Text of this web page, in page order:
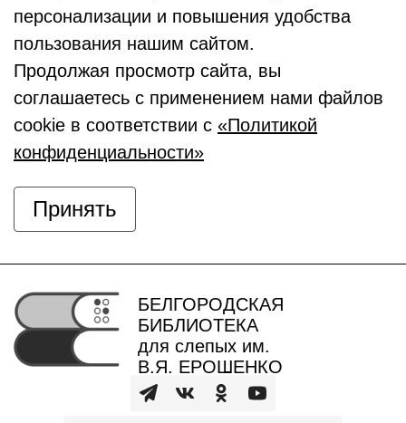
персонализации и повышения удобства
пользования нашим сайтом.
Продолжая просмотр сайта, вы
соглашаетесь с применением нами файлов
cookie в соответствии с «Политикой
конфиденциальности»
Принять
БЕЛГОРОДСКАЯ
БИБЛИОТЕКА
для слепых им.
В.Я. ЕРОШЕНКО